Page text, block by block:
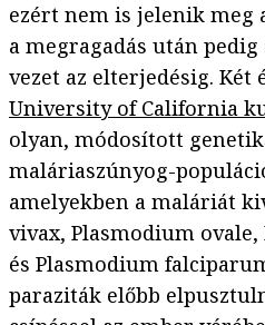
ezért nem is jelenik meg
a megragadás után
vezet az elterjedésig. Két
University of California
olyan, módosított
maláriaszúnyog-
amelyekben a maláriát
vivax, Plasmodium
és Plasmodium
paraziták előbb